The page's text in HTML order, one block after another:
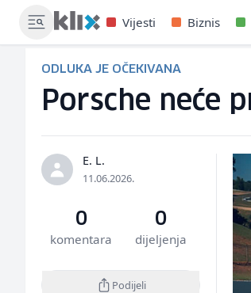
Vijesti Biznis
ODLUKA JE OČEKIVANA
Porsche neće
E. L.
11.06.2026.
0
komentara
0
dijeljenja
Podijeli